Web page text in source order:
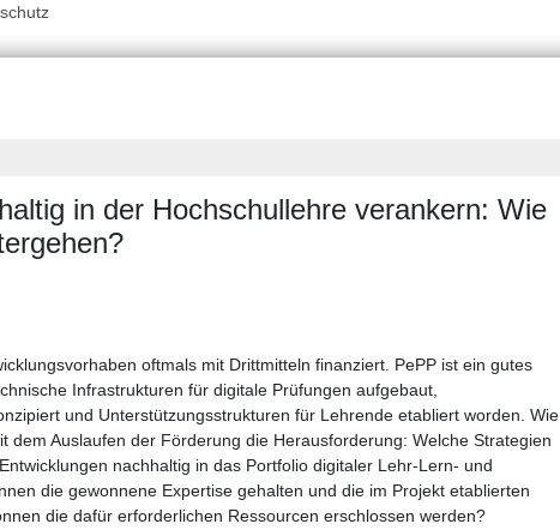
in der Hochschullehre verankern: Wie
oftmals mit Drittmitteln finanziert. PePP ist ein gutes
Infrastrukturen für digitale Prüfungen aufgebaut,
und Unterstützungsstrukturen für Lehrende etabliert worden. Wie
dem Auslaufen der Förderung die Herausforderung: Welche Strategien
nachhaltig in das Portfolio digitaler Lehr-Lern- und
die gewonnene Expertise gehalten und die im Projekt etablierten
die dafür erforderlichen Ressourcen erschlossen werden?